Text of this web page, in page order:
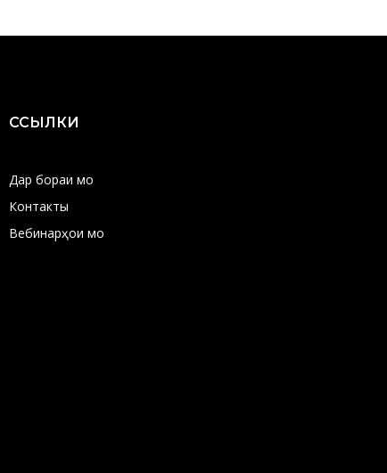
ССЫЛКИ
Дар бораи мо
Контакты
Вебинарҳои мо